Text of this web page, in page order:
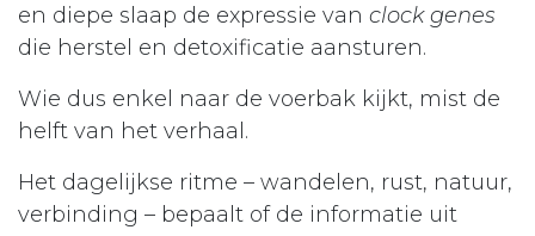
en diepe slaap de expressie van clock genes
die herstel en detoxificatie aansturen.
Wie dus enkel naar de voerbak kijkt, mist de
helft van het verhaal.
Het dagelijkse ritme – wandelen, rust, natuur,
verbinding – bepaalt of de informatie uit